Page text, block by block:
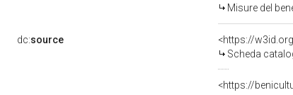
Misure del
dc:source
<https://
Scheda